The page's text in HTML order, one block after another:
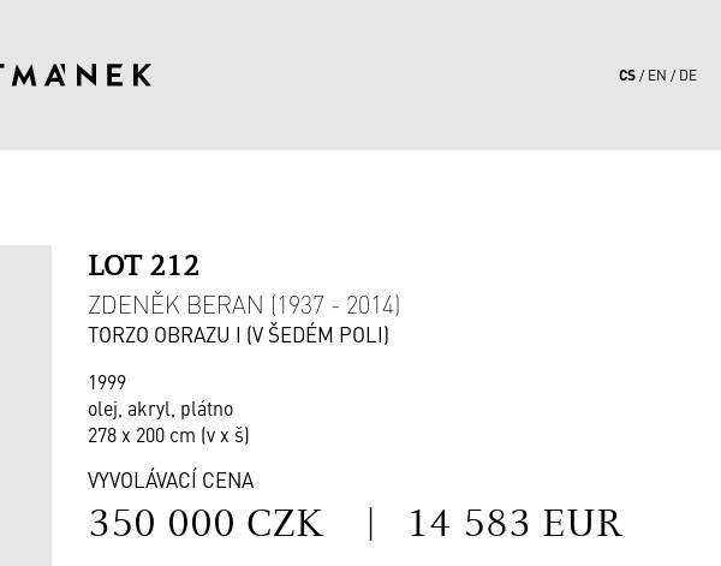
CS EN DE
LOT 212
ZDENĚK BERAN (1937 - 2014)
TORZO OBRAZU I (V ŠEDÉM POLI)
1999
olej, akryl, plátno
278 x 200 cm (v x š)
VYVOLÁVACÍ CENA
350 000 CZK | 14 583 EUR